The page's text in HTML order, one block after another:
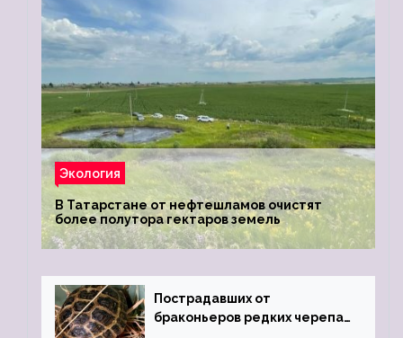
Экология
В Татарстане от нефтешламов очистят
более полутора гектаров земель
Пострадавших от
браконьеров редких черепах